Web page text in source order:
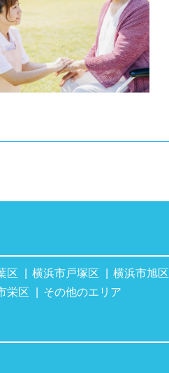
区 横浜市戸塚区
横浜市旭区
栄区 その他のエリア